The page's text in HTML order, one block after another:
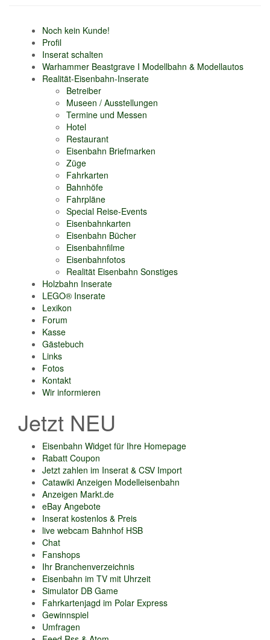
Noch kein Kunde!
Profil
Inserat schalten
Warhammer Beastgrave I Modellbahn & Modellautos
Realität-Eisenbahn-Inserate
Betreiber
Museen / Ausstellungen
Termine und Messen
Hotel
Restaurant
Eisenbahn Briefmarken
Züge
Fahrkarten
Bahnhöfe
Fahrpläne
Special Reise-Events
Eisenbahnkarten
Eisenbahn Bücher
Eisenbahnfilme
Eisenbahnfotos
Realität Eisenbahn Sonstiges
Holzbahn Inserate
LEGO® Inserate
Lexikon
Forum
Kasse
Gästebuch
Links
Fotos
Kontakt
Wir informieren
Jetzt NEU
Eisenbahn Widget für Ihre Homepage
Rabatt Coupon
Jetzt zahlen im Inserat & CSV Import
Catawiki Anzeigen Modelleisenbahn
Anzeigen Markt.de
eBay Angebote
Inserat kostenlos & Preis
live webcam Bahnhof HSB
Chat
Fanshops
Ihr Branchenverzeichnis
Eisenbahn im TV mit Uhrzeit
Simulator DB Game
Fahrkartenjagd im Polar Express
Gewinnspiel
Umfragen